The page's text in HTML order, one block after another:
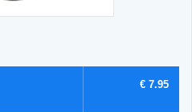
€ 7.95